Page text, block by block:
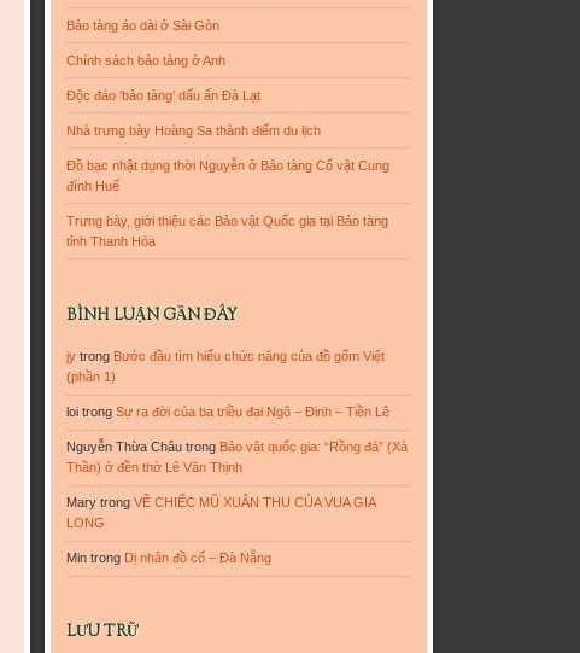
Bảo tàng áo dài ở Sài Gòn
Chính sách bảo tàng ở Anh
Độc đáo ‘bảo tàng’ dấu ấn Đà Lạt
Nhà trưng bày Hoàng Sa thành điểm du lịch
Đồ bạc nhật dụng thời Nguyễn ở Bảo tàng Cổ vật Cung
đình Huế
Trưng bày, giới thiệu các Bảo vật Quốc gia tại Bảo tàng
tỉnh Thanh Hóa
BÌNH LUẬN GẦN ĐÂY
jy trong Bước đầu tìm hiểu chức năng của đồ gốm Việt
(phần 1)
loi trongSự ra đời của ba triều đại Ngô – Đinh – Tiền Lê
Nguyễn Thừa Châu trong Bảo vật quốc gia: “Rồng đá” (Xà
Thần) ở đền thờ Lê Văn Thịnh
Mary trongVỀ CHIẾC MŨ XUÂN THU CỦA VUA GIA
LONG
Min trong Dị nhân đồ cổ – Đà Nẵng
LƯU TRỮ